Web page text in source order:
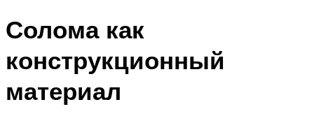
Солома как
конструкционный
материал